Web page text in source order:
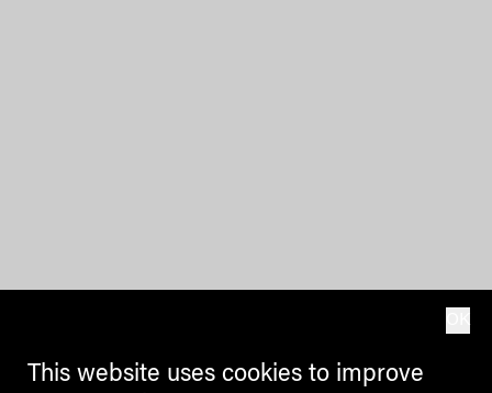
Dolomiten
This website uses cookies to improve